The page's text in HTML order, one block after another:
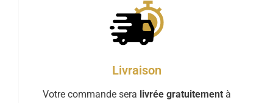
Livraison
Votre commande sera livrée gratuitement à